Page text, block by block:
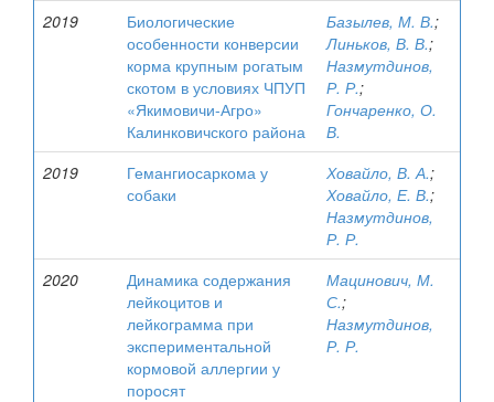
2019
Биологические
особенности конверсии
корма крупным рогатым
скотом в условиях ЧПУП
«Якимовичи-Агро»
Калинковичского района
Базылев, М. В.;
Линьков, В. В.;
Назмутдинов,
Р. Р.;
Гончаренко, О.
В.
2019
Гемангиосаркома у
собаки
Ховайло, В. А.;
Ховайло, Е. В.;
Назмутдинов,
Р. Р.
2020
Динамика содержания
лейкоцитов и
лейкограмма при
экспериментальной
кормовой аллергии у
поросят
Мацинович, М.
С.;
Назмутдинов,
Р. Р.